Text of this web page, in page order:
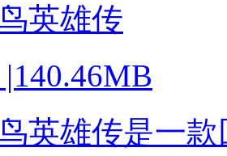
英雄传
|140.46MB
英雄传是一